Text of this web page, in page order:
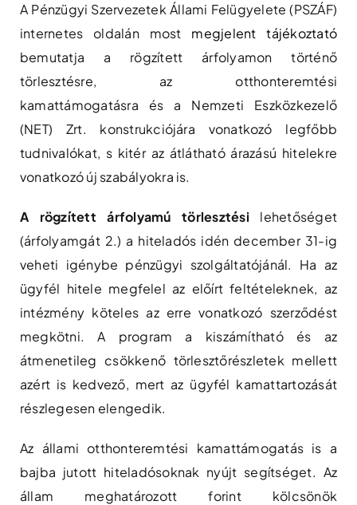
A Pénzügyi Szervezetek Állami Felügyelete (PSZÁF)
internetes oldalán most megjelent tájékoztató
bemutatja a rögzített árfolyamon történő
törlesztésre, az otthonteremtési
kamattámogatásra és a Nemzeti Eszközkezelő
(NET) Zrt. konstrukciójára vonatkozó legfőbb
tudnivalókat, s kitér az átlátható árazású hitelekre
vonatkozó új szabályokra is.
A rögzített árfolyamú törlesztési lehetőséget
(árfolyamgát 2.) a hiteladós idén december 31-ig
veheti igénybe pénzügyi szolgáltatójánál. Ha az
ügyfél hitele megfelel az előírt feltételeknek, az
intézmény köteles az erre vonatkozó szerződést
megkötni. A program a kiszámítható és az
átmenetileg csökkenő törlesztőrészletek mellett
azért is kedvező, mert az ügyfél kamattartozását
részlegesen elengedik.
Az állami otthonteremtési kamattámogatás is a
bajba jutott hiteladósoknak nyújt segítséget. Az
állam meghatározott forint kölcsönök